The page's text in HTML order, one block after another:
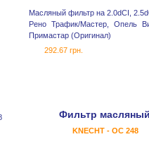
Масляный фильтр на 2.0dCI,
Рено Трафик/Мастер, Опель
Примастар (Оригинал)
292.67 грн.
Фильтр масляный
KNECHT - OC 248